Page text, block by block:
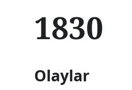
r
e
a
1830
Olaylar